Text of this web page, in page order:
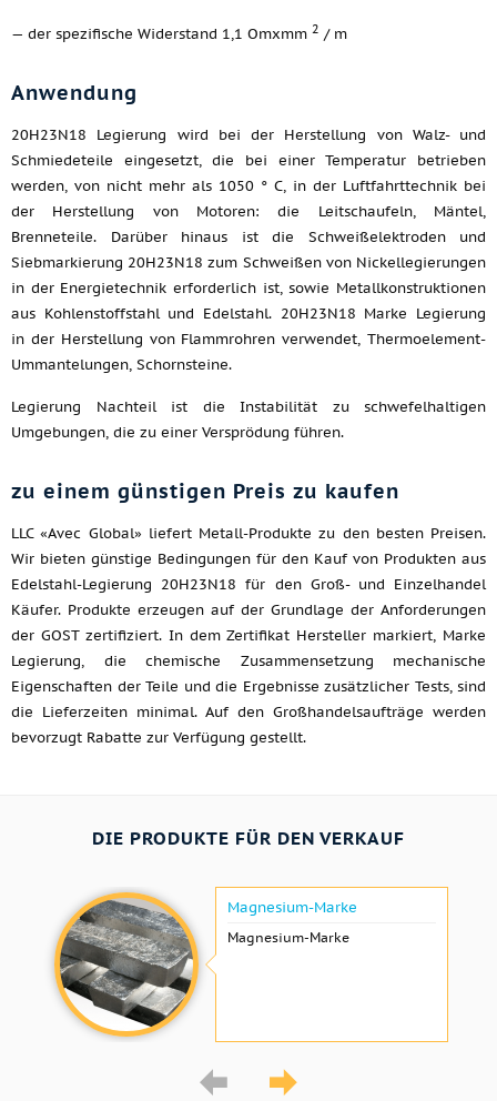
— der spezifische Widerstand 1,1 Omxmm 2 / m
Anwendung
20H23N18 Legierung wird bei der Herstellung von Walz- und
Schmiedeteile eingesetzt, die bei einer Temperatur betrieben
werden, von nicht mehr als 1050 ° C, in der Luftfahrttechnik bei
der Herstellung von Motoren: die Leitschaufeln, Mäntel,
Brenneteile. Darüber hinaus ist die Schweißelektroden und
Siebmarkierung 20H23N18 zum Schweißen von Nickellegierungen
in der Energietechnik erforderlich ist, sowie Metallkonstruktionen
aus Kohlenstoffstahl und Edelstahl. 20H23N18 Marke Legierung
in der Herstellung von Flammrohren verwendet, Thermoelement-
Ummantelungen, Schornsteine.
Legierung Nachteil ist die Instabilität zu schwefelhaltigen
Umgebungen, die zu einer Versprödung führen.
zu einem günstigen Preis zu kaufen
LLC «Avec Global» liefert Metall-Produkte zu den besten Preisen.
Wir bieten günstige Bedingungen für den Kauf von Produkten aus
Edelstahl-Legierung 20H23N18 für den Groß- und Einzelhandel
Käufer. Produkte erzeugen auf der Grundlage der Anforderungen
der GOST zertifiziert. In dem Zertifikat Hersteller markiert, Marke
Legierung, die chemische Zusammensetzung mechanische
Eigenschaften der Teile und die Ergebnisse zusätzlicher Tests, sind
die Lieferzeiten minimal. Auf den Großhandelsaufträge werden
bevorzugt Rabatte zur Verfügung gestellt.
DIE PRODUKTE FÜR DEN VERKAUF
Magnesium-Marke
Magnesium-Marke